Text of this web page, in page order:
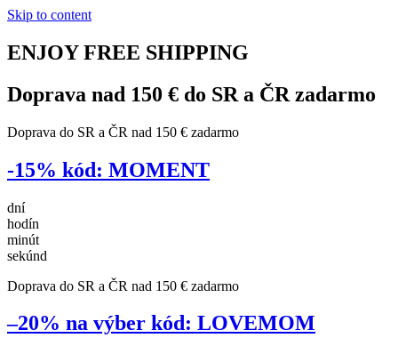
Skip to content
ENJOY FREE SHIPPING
Doprava nad 150 € do SR a ČR zadarmo
Doprava do SR a ČR nad 150 € zadarmo
-15% kód: MOMENT
dní
hodín
minút
sekúnd
Doprava do SR a ČR nad 150 € zadarmo
–20% na výber kód: LOVEMOM